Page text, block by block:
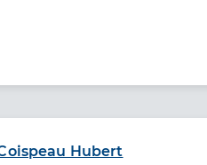
Hubertde santé